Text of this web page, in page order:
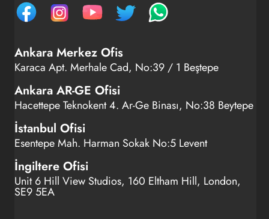
Ankara Merkez Ofis
Karaca Apt. Merhale Cad, No:39 / 1 Beştepe
Ankara AR-GE Ofisi
Hacettepe Teknokent 4. Ar-Ge Binası, No:38 Beytepe
İstanbul Ofisi
Esentepe Mah. Harman Sokak No:5 Levent
İngiltere Ofisi
Unit 6 Hill View Studios, 160 Eltham Hill, London,
SE9 5EA